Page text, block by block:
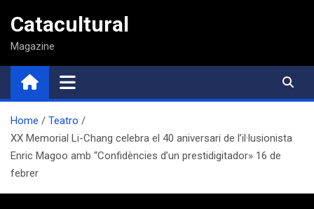
contenido
Catacultural
Magazine
Home
Teatro
XX Memorial Li-Chang celebra el 40 aniversari de l’il·lusionista
Enric Magoo amb “Confidències d’un prestidigitador» 16 de
febrer